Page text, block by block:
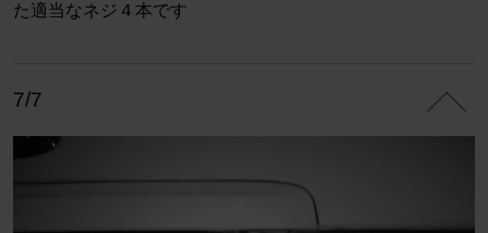
た適当なネジ４本です
7/7